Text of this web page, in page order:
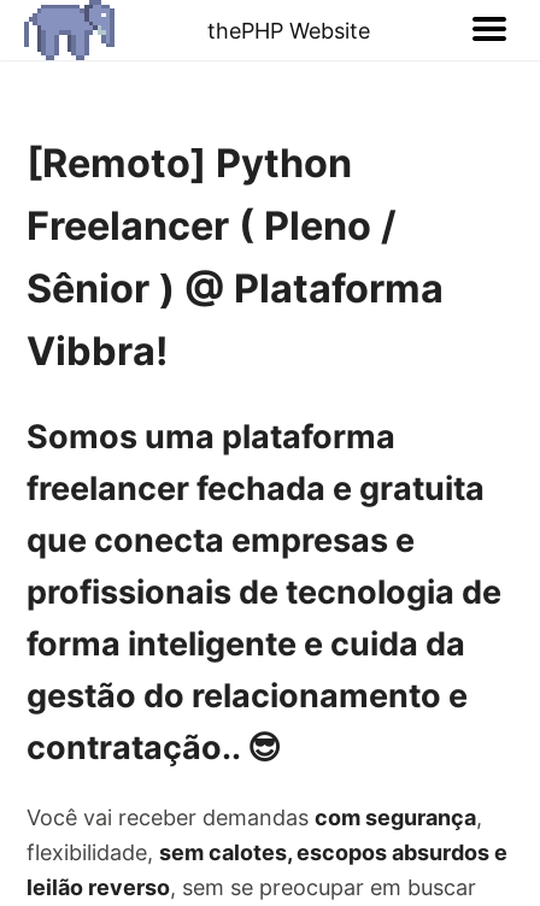
thePHP Website
[Remoto] Python
Freelancer ( Pleno /
Sênior ) @ Plataforma
Vibbra!
Somos uma plataforma
freelancer fechada e gratuita
que conecta empresas e
profissionais de tecnologia de
forma inteligente e cuida da
gestão do relacionamento e
contratação.. 😎
Você vai receber demandascom segurança,
flexibilidade,sem calotes, escopos absurdos e
leilão reverso, sem se preocupar em buscar